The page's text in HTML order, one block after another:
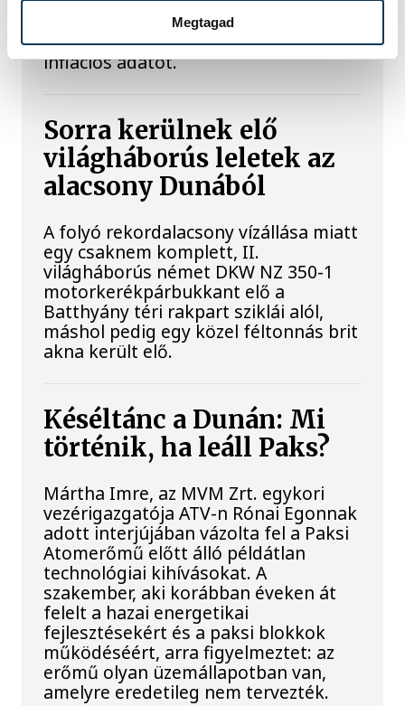
Megtagad
Hatalmas meglepetésként értékelték
az elemzők a júliusi, 1,2 százalékos
inflációs adatot.
Sorra kerülnek elő
világháborús leletek az
alacsony Dunából
A folyó rekordalacsony vízállása miatt
egy csaknem komplett, II.
világháborús német DKW NZ 350-1
motorkerékpárbukkant elő a
Batthyány téri rakpart sziklái alól,
máshol pedig egy közel féltonnás brit
akna került elő.
Késéltánc a Dunán: Mi
történik, ha leáll Paks?
Mártha Imre, az MVM Zrt. egykori
vezérigazgatója ATV-n Rónai Egonnak
adott interjújában vázolta fel a Paksi
Atomerőmű előtt álló példátlan
technológiai kihívásokat. A
szakember, aki korábban éveken át
felelt a hazai energetikai
fejlesztésekért és a paksi blokkok
működéséért, arra figyelmeztet: az
erőmű olyan üzemállapotban van,
amelyre eredetileg nem tervezték.